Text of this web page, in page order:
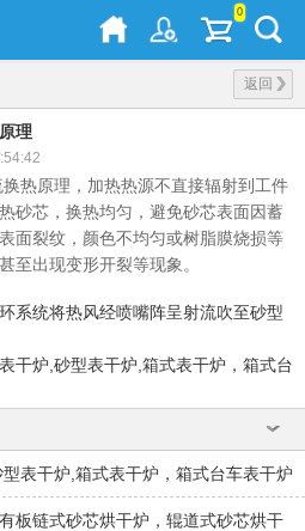
0
返回
理
原理，加热热源不直接辐射到工件
砂芯，换热均匀，避免砂芯表面因蓄
面裂纹，颜色不均匀或树脂膜烧损等
至出现变形开裂等现象。
系统将热风经喷嘴阵呈射流吹至砂型
干炉,砂型表干炉,箱式表干炉，箱式台
表干炉,箱式表干炉，箱式台车表干炉
板链式砂芯烘干炉，辊道式砂芯烘干